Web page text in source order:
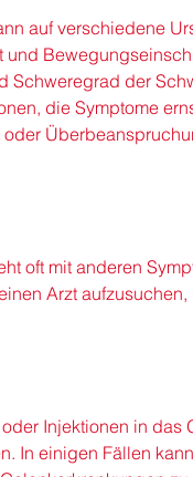
auf verschiedene
und
Schweregrad der
die Symptome
oder
oft mit anderen
Arzt aufzusuchen,
Injektionen in das
In einigen Fällen